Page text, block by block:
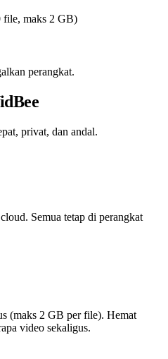
file, maks 2 GB)
perangkat.
privat, dan andal.
Semua tetap di perangkat
(maks 2 GB per file). Hemat
video sekaligus.